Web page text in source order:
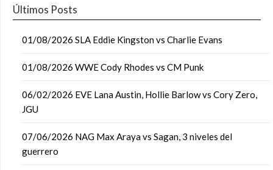
Últimos Posts
01/08/2026 SLA Eddie Kingston vs Charlie Evans
01/08/2026 WWE Cody Rhodes vs CM Punk
06/02/2026 EVE Lana Austin, Hollie Barlow vs Cory Zero,
JGU
07/06/2026 NAG Max Araya vs Sagan, 3 niveles del
guerrero